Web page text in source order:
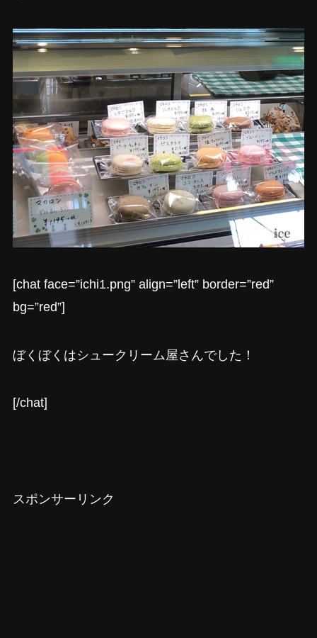
[chat face=”ichi1.png” align=”left” border=”red”
bg=”red”]
ぼくぼくはシュークリーム屋さんでした！
[/chat]
スポンサーリンク